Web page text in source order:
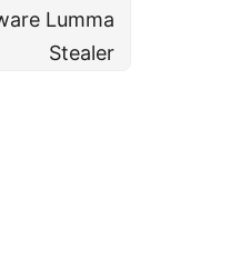
Lumma
Stealer